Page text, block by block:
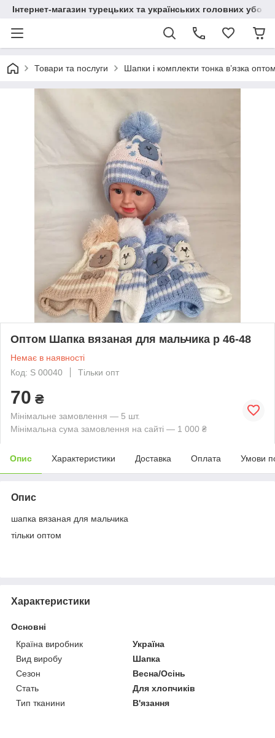
Інтернет-магазин турецьких та українських головних
Товари та послуги Шапки і комплекти тонка в’язка
Оптом Шапка вязаная для мальчика р 46-48
Немає в наявності
Код: S 00040
Тільки опт
70 ₴
Мінімальне замовлення — 5 шт.
Мінімальна сума замовлення на сайті — 1 000 ₴
Опис Характеристики Доставка Оплата Умови
Опис
шапка вязаная для мальчика
тільки оптом
Характеристики
Основні
Країна виробник
Україна
Вид виробу
Шапка
Сезон
Весна/Осінь
Стать
Для хлопчиків
Тип тканини
В'язання